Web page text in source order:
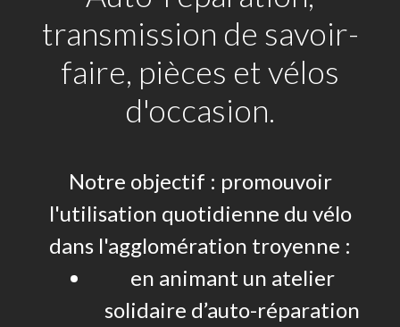
transmission de savoir-
faire, pièces et vélos
d'occasion.
Notre objectif : promouvoir
l'utilisation quotidienne du vélo
dans l'agglomération troyenne :
en animant un atelier
solidaire d’auto-réparation